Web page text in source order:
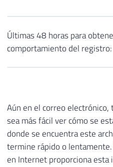
Últimas 48 horas para
comportamiento del registro:
Aún en el correo
sea más fácil ver cómo se
donde se encuentra este
termine rápido o
en Internet proporciona esta